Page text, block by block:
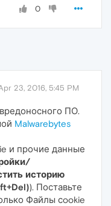
0
23, 2016, 5:45 PM
ПО.
Malwarebytes
и прочие данные
историю
). Поставьте
Файлы сookie